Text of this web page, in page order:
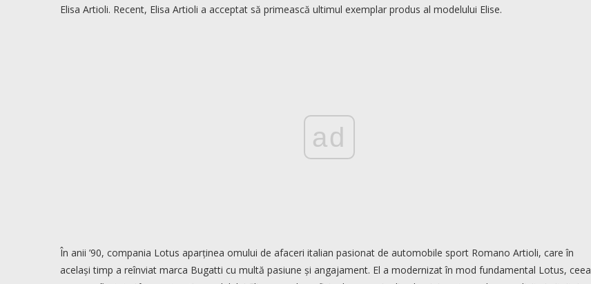
Elisa Artioli. Recent, Elisa Artioli a acceptat să primească ultimul exemplar produs al modelului Elise.
ad
În anii ’90, compania Lotus aparținea omului de afaceri italian pasionat de automobile sport Romano Artioli, care în
același timp a reînviat marca Bugatti cu multă pasiune și angajament. El a modernizat în mod fundamental Lotus, ceea